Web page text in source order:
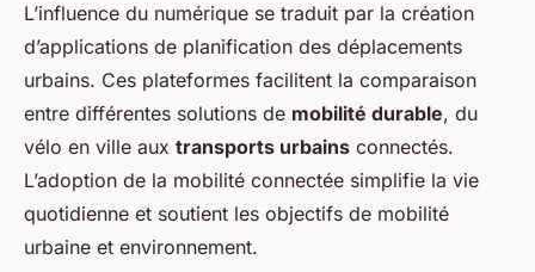
L’influence du numérique se traduit par la création
d’applications de planification des déplacements
urbains. Ces plateformes facilitent la comparaison
entre différentes solutions de mobilité durable, du
vélo en ville aux transports urbains connectés.
L’adoption de la mobilité connectée simplifie la vie
quotidienne et soutient les objectifs de mobilité
urbaine et environnement.